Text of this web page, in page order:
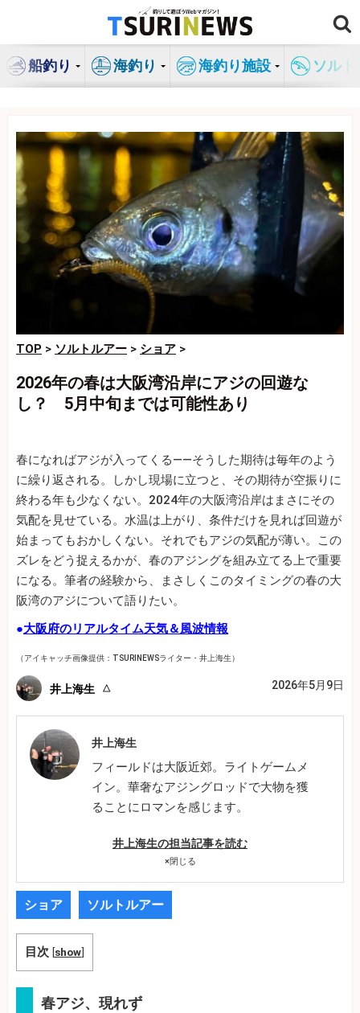
ン
船釣り 海釣り 海釣り施設 ソル
TOP > ソルトルアー > ショア >
2026年の春は大阪湾沿岸にアジの回遊な
し？ 5月中旬までは可能性あり
春になればアジが入ってくる――そうした期待は毎年のよう
に繰り返される。しかし現場に立つと、その期待が空振りに
終わる年も少なくない。2024年の大阪湾沿岸はまさにその
気配を見せている。水温は上がり、条件だけを見れば回遊が
始まってもおかしくない。それでもアジの気配が薄い。この
ズレをどう捉えるかが、春のアジングを組み立てる上で重要
になる。筆者の経験から、まさしくこのタイミングの春の大
阪湾のアジについて語りたい。
●大阪府のリアルタイム天気＆風波情報
（アイキャッチ画像提供：TSURINEWSライター・井上海生）
井上海生 2026年5月9日
井上海生
フィールドは大阪近郊。ライトゲームメ
イン。華奢なアジングロッドで大物を獲
ることにロマンを感じます。
井上海生の担当記事を読む
×閉じる
ショア ソルトルアー
目次 [show]
春アジ、現れず